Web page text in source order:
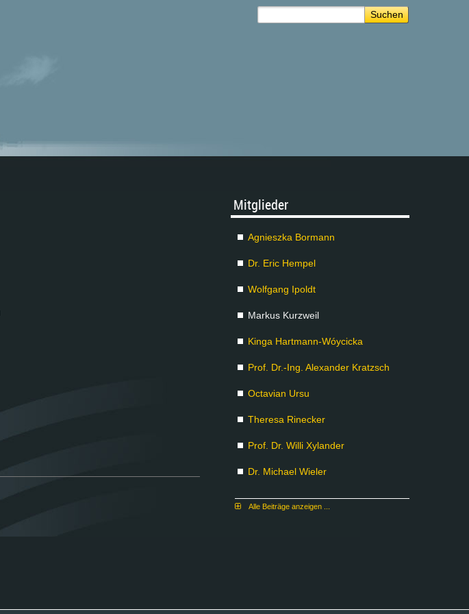
Mit­glie­der
Agnies­z­ka Bor­mann
Dr. Eric Hem­pel
Wolf­gang Ipoldt
Mar­kus Kurz­weil
Kin­ga Hart­mann-Wóyci­cka
Prof. Dr.-Ing. Alex­an­der Kratzsch
Oc­ta­vi­an Ur­su
The­re­sa Ri­ne­cker
Prof. Dr. Wil­li Xy­lan­der
Dr. Mi­cha­el Wie­ler
Al­le Bei­trä­ge an­zei­gen ...